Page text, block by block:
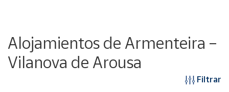
Alojamientos de Armenteira –
Vilanova de Arousa
Filtrar